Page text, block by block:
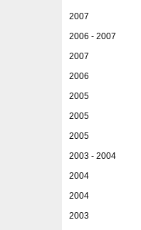
2007
2006 - 2007
2007
2006
2005
2005
2005
2003 - 2004
2004
2004
2003